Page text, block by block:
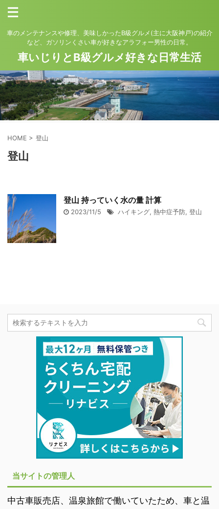
車のメンテナンスや修理、美味しかったB級グルメ(主に大阪神戸)の紹介
など、ガソリンくさい車が好きなアラフォー男性の日常。
車いじりとB級グルメ好きな日常生活
HOME > 登山
登山
登山 持っていく水の量 計算
2023/11/5 ハイキング, 熱中症予防, 登山
当サイトの管理人
中古車販売店、温泉旅館で働いていたため、車と温